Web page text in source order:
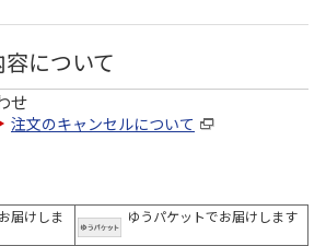
について
せ
注文のキャンセルについて
届けしま
ゆうパケットでお届けします